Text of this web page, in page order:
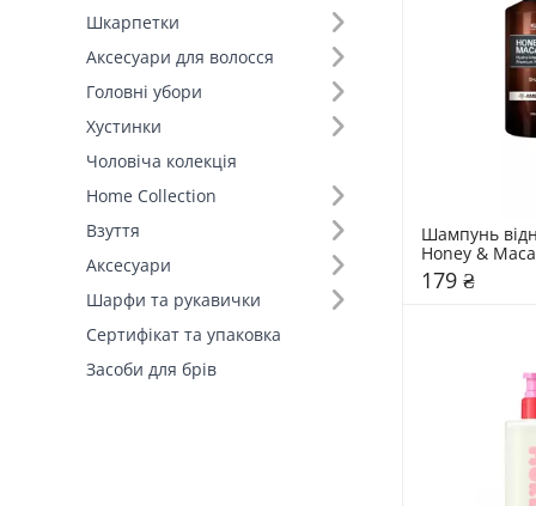
Шкарпетки
Аксесуари для волосся
Головні убори
Хустинки
Чоловіча колекція
Home Collection
Взуття
Аксесуари
Шарфи та рукавички
Сертифікат та упаковка
Засоби для брів
Бренд (33)
Вид товару (59)
Шампунь
Honey &
"Amber Vanilla"
179 ₴